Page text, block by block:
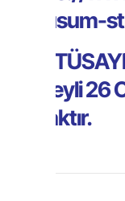
donusum-
Not :
Kokteyli 26
olacaktır.